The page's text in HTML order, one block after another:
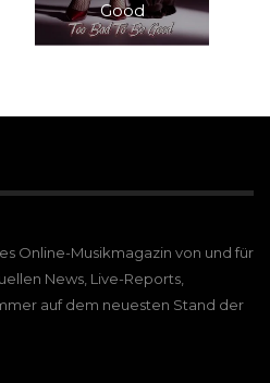
Good
Online-Musikmagazin von und für
News, Live-Reports,
auf dem neuesten Stand der